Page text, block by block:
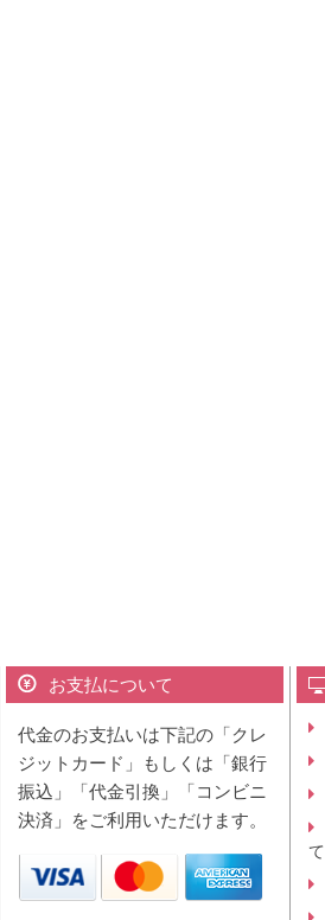
お支払について
代金のお支払いは下記の「クレ
ジットカード」もしくは「銀行
振込」「代金引換」「コンビニ
決済」をご利用いただけます。
て